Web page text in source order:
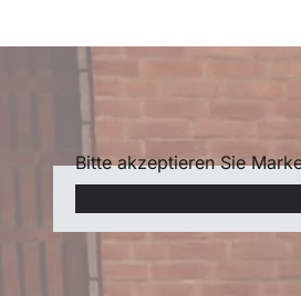
Bitte akzeptieren Sie